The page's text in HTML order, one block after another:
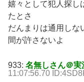
嬉々として犯人探し
たとさ
だんまりは通用しな
間が許さないよ
933: 名無しさん＠実
11:07:56.70